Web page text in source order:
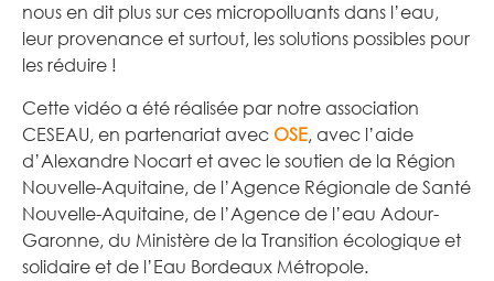
nous en dit plus sur ces micropolluants dans l’eau,
leur provenance et surtout, les solutions possibles pour
les réduire !
Cette vidéo a été réalisée par notre association
CESEAU, en partenariat avec OSE, avec l’aide
d’Alexandre Nocart et avec le soutien de la Région
Nouvelle-Aquitaine, de l’Agence Régionale de Santé
Nouvelle-Aquitaine, de l’Agence de l’eau Adour-
Garonne, du Ministère de la Transition écologique et
solidaire et de l’Eau Bordeaux Métropole.